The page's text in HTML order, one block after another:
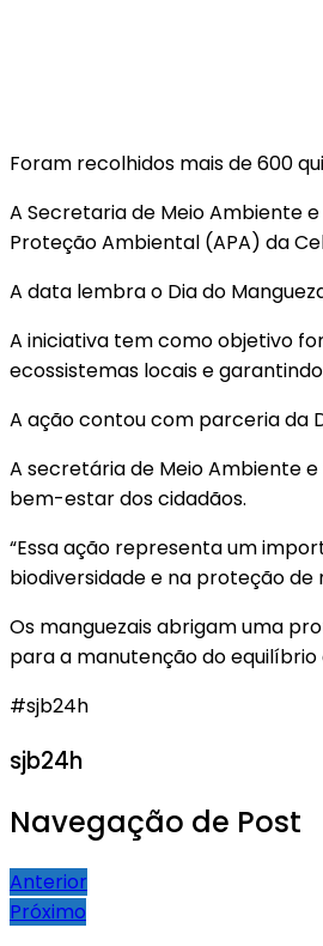
Foram recolhidos mais de 600
A Secretaria de Meio Ambiente
Proteção Ambiental (APA) da
A data lembra o Dia do
A iniciativa tem como objetivo
ecossistemas locais e
A ação contou com parceria da
A secretária de Meio Ambiente
bem-estar dos cidadãos.
“Essa ação representa um
biodiversidade e na proteção de
Os manguezais abrigam uma
para a manutenção do
#sjb24h
sjb24h
Navegação de Post
Anterior
Próximo